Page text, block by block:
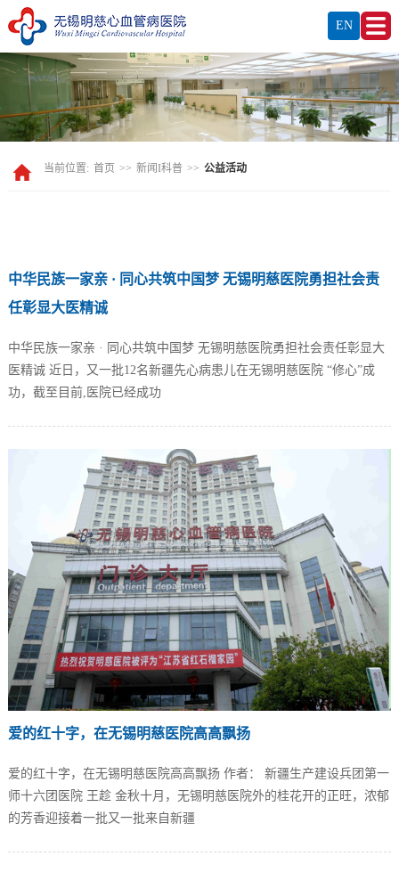
EN
当前位置: 首页 >> 新闻I科普 >> 公益活动
中华民族一家亲 · 同心共筑中国梦 无锡明慈医院勇担社会责
任彰显大医精诚
中华民族一家亲 · 同心共筑中国梦 无锡明慈医院勇担社会责任彰显大
医精诚 近日，又一批12名新疆先心病患儿在无锡明慈医院 “修心”成
功，截至目前,医院已经成功
爱的红十字，在无锡明慈医院高高飘扬
爱的红十字，在无锡明慈医院高高飘扬 作者： 新疆生产建设兵团第一
师十六团医院 王趁 金秋十月，无锡明慈医院外的桂花开的正旺，浓郁
的芳香迎接着一批又一批来自新疆